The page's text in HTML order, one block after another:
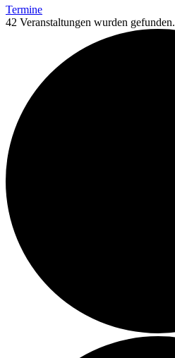
Termine
42 Veranstaltungen wurden gefunden.